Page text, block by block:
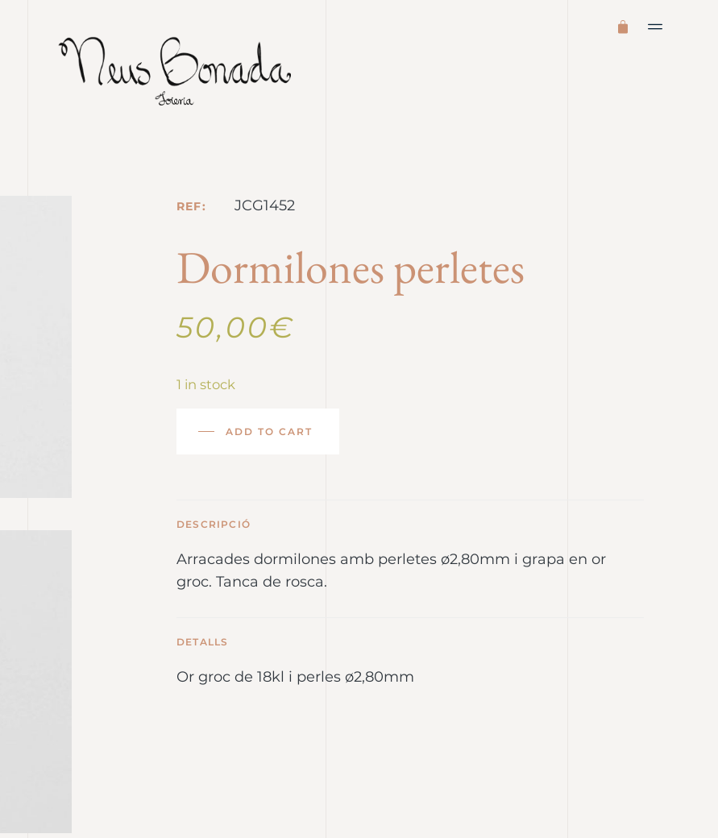
REF: JCG1452
Dormilones perletes
50,00€
1 in stock
ADD TO CART
DESCRIPCIÓ
Arracades dormilones amb perletes ø2,80mm i grapa en or
groc. Tanca de rosca.
DETALLS
Or groc de 18kl i perles ø2,80mm